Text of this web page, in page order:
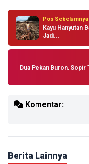
Pos Sebelumnya:
Kayu Hanyutan
Jadi...
Dua Pekan Buron, Sopir
Komentar:
Berita Lainnya